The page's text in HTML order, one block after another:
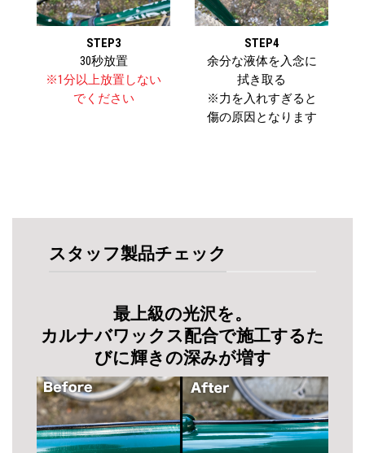
STEP3
30秒放置
※1分以上放置しない
でください
STEP4
余分な液体を入念に
拭き取る
※力を入れすぎると
傷の原因となります
スタッフ製品チェック
最上級の光沢を。
カルナバワックス配合で施工するた
びに輝きの深みが増す